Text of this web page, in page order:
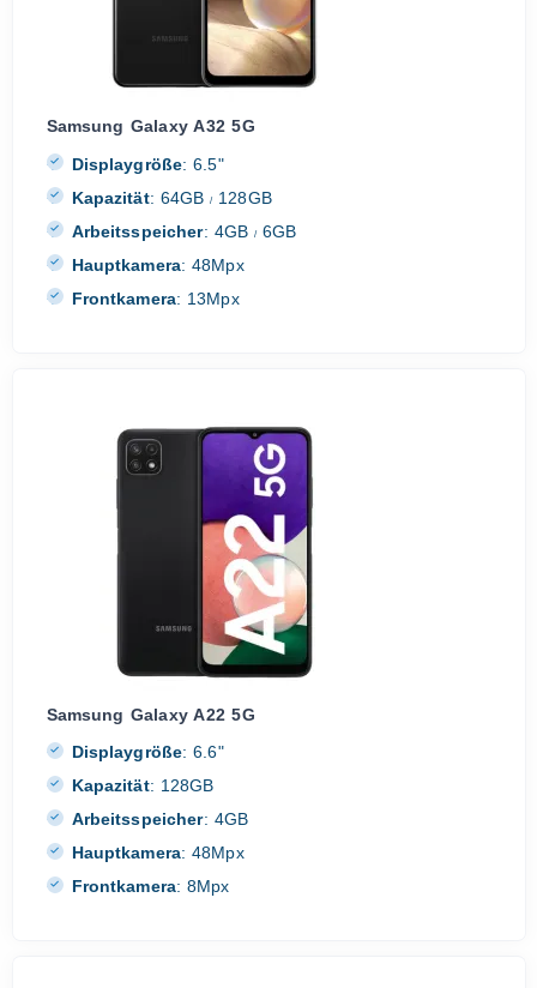
Samsung Galaxy A32 5G
Displaygröße: 6.5"
Kapazität: 64GB/ 128GB
Arbeitsspeicher: 4GB / 6GB
Hauptkamera: 48Mpx
Frontkamera: 13Mpx
Samsung Galaxy A22 5G
Displaygröße: 6.6"
Kapazität: 128GB
Arbeitsspeicher: 4GB
Hauptkamera: 48Mpx
Frontkamera: 8Mpx